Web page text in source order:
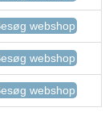
webshop
webshop
webshop